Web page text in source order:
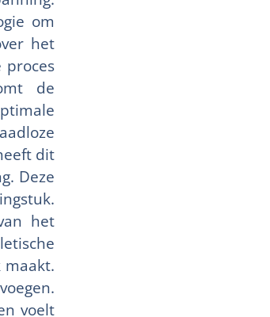
om
het
proces
de
dit
Deze
het
maakt.
voelt